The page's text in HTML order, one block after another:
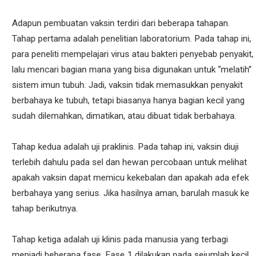
Adapun pembuatan vaksin terdiri dari beberapa tahapan.
Tahap pertama adalah penelitian laboratorium. Pada tahap ini,
para peneliti mempelajari virus atau bakteri penyebab penyakit,
lalu mencari bagian mana yang bisa digunakan untuk “melatih”
sistem imun tubuh. Jadi, vaksin tidak memasukkan penyakit
berbahaya ke tubuh, tetapi biasanya hanya bagian kecil yang
sudah dilemahkan, dimatikan, atau dibuat tidak berbahaya.
Tahap kedua adalah uji praklinis. Pada tahap ini, vaksin diuji
terlebih dahulu pada sel dan hewan percobaan untuk melihat
apakah vaksin dapat memicu kekebalan dan apakah ada efek
berbahaya yang serius. Jika hasilnya aman, barulah masuk ke
tahap berikutnya.
Tahap ketiga adalah uji klinis pada manusia yang terbagi